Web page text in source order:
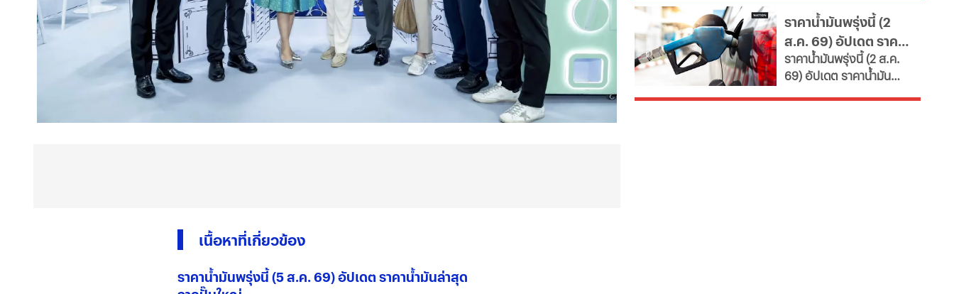
เนื้อหาที่เกี่ยวข้อง
ราคาน้ำมันพรุ่งนี้ (5 ส.ค. 69) อัปเดต ราคาน้ำมันล่าสุด
ฝ่าฝืนเกณฑ์เสี่ยงถูกสั่ง
เพิกถอน
ล้อมค้นยาเสพติดที่สวน
ปาล์ม เจ้าหน้าที่สนธิกำลัง
เจ้าหน้าที่ 3 ฝ่าย เร่งล่าตัว
ราคาน้ำมันพรุ่งนี้ (2
ส.ค. 69) อัปเดต ราคา
น้ำมันล่าสุด ปั๊มใหญ่
ราคาน้ำมันพรุ่งนี้ (2 ส.ค.
69) อัปเดต ราคาน้ำมัน